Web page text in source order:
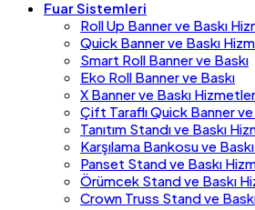
Fuar Sistemleri
Roll Up Banner ve Baskı
Quick Banner ve Baskı
Smart Roll Banner ve Baskı
Eko Roll Banner ve Baskı
X Banner ve Baskı
Çift Taraflı Quick Banner ve
Tanıtım Standı ve Baskı
Karşılama Bankosu ve
Panset Stand ve Baskı
Örümcek Stand ve Baskı
Crown Truss Stand ve